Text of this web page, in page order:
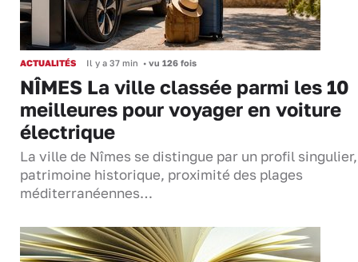
ACTUALITÉS Il y a 37 min • vu 126 fois
NÎMES La ville classée parmi les 10
meilleures pour voyager en voiture
électrique
La ville de Nîmes se distingue par un profil
patrimoine historique, proximité des plages
méditerranéennes…